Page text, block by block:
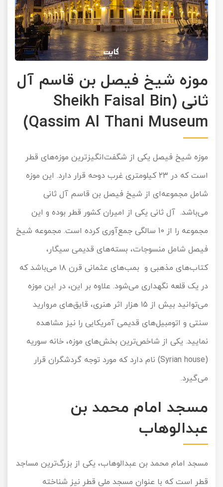
موزه شیخ فیصل بن قاسم آل
ثانی (Sheikh Faisal Bin
Qassim Al Thani Museum)
موزه شیخ فیصل یکی از شگفت‌انگیزترین موزه‌های قطر
است که در ۲۳ کیلومتری غرب دوحه قرار دارد. این موزه
شامل مجموعه‌ای از شیخ فیصل بن قاسم آل ثانی
می‌باشد. آل ثانی یکی از امیران کشور قطر بوده و این
مجموعه را از 10 سالگی جمع‌آوری کرده است. مجموعه شیخ
فیصل شامل منسوجات، بسته‌های قدیمی سیگار،
کتاب‌های مذهبی و بمب‌های عثمانی قرن ۱۸ می‌باشد که
در یک قلعه نگهداری می‌شود. علاوه بر این، در این موزه
می‌توانید بیش از ۱۵ هزار اثر هنری، قایق‌های مروارید
سنتی و اتومبیل‌های قدیمی آمریکایی را نیز مشاهده
نمایید. یکی از شاخص‌ترین بخش‌های موزه، خانه سوریه
(Syrian house) نام دارد که مورد توجه گردشگران قرار
می‌گیرد.
مسجد امام محمد بن
عبدالوهاب
مسجد امام محمد بن عبدالوهاب، یکی از بزرگ‌ترین مساجد
قطر است که با عنوان مسجد ملی قطر نیز شناخته